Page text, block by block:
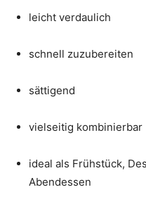
leicht verdaulich
schnell zuzubereiten
sättigend
vielseitig kombinierbar
ideal als Frühstück,
Abendessen